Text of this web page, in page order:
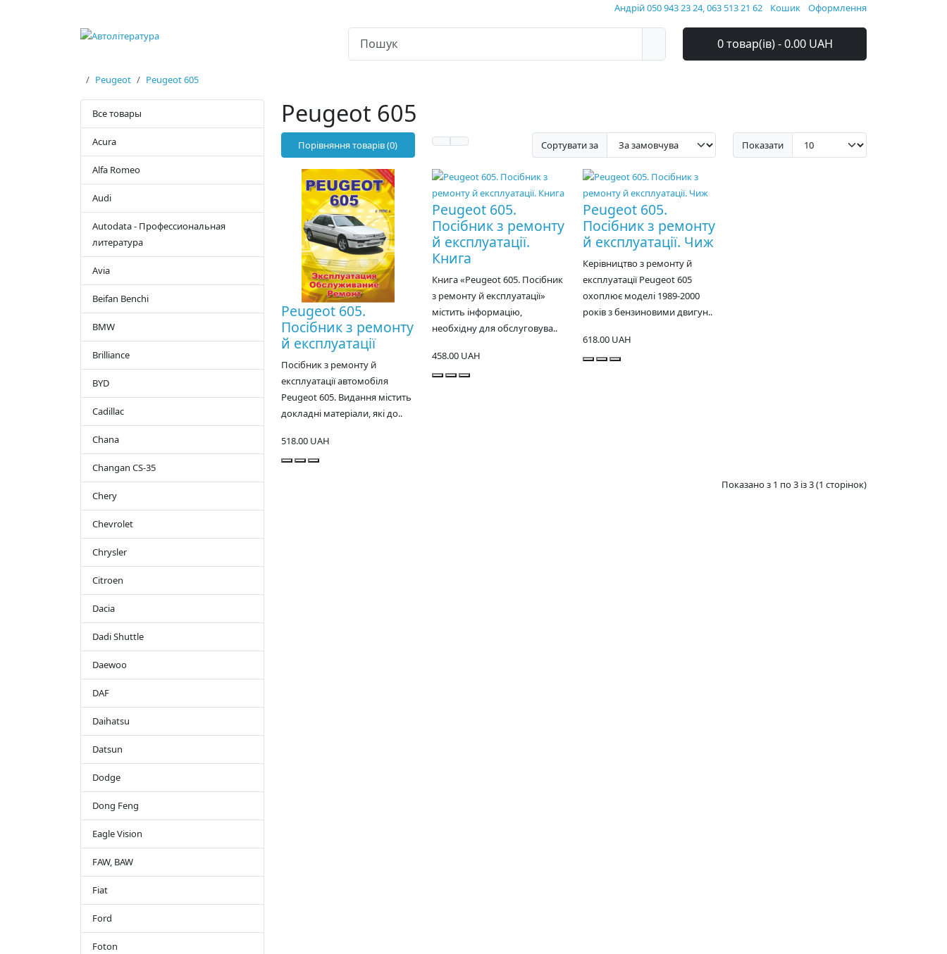
Андрій 050 943 23 24, 063 513 21 62 Кошик Оформлення
0 товар(ів) - 0.00 UAH
Peugeot Peugeot 605
Все товары
Acura
Alfa Romeo
Audi
Autodata - Профессиональная
литература
Avia
Beifan Benchi
BMW
Brilliance
BYD
Cadillac
Chana
Changan CS-35
Chery
Chevrolet
Chrysler
Citroen
Dacia
Dadi Shuttle
Daewoo
DAF
Daihatsu
Datsun
Dodge
Dong Feng
Eagle Vision
FAW, BAW
Fiat
Ford
Foton
Peugeot 605
Порівняння товарів (0) Сортувати за Показати
Peugeot 605.
Посібник з ремонту
й експлуатації
Посібник з ремонту й
експлуатації автомобіля
Peugeot 605. Видання містить
докладні матеріали, які до..
518.00 UAH
Peugeot 605.
Посібник з ремонту
й експлуатації.
Книга
Книга «Peugeot 605. Посібник
з ремонту й експлуатації»
містить інформацію,
необхідну для обслуговува..
458.00 UAH
Peugeot 605.
Посібник з ремонту
й експлуатації. Чиж
Керівництво з ремонту й
експлуатації Peugeot 605
охоплює моделі 1989-2000
років з бензиновими двигун..
618.00 UAH
Показано з 1 по 3 із 3 (1 сторінок)